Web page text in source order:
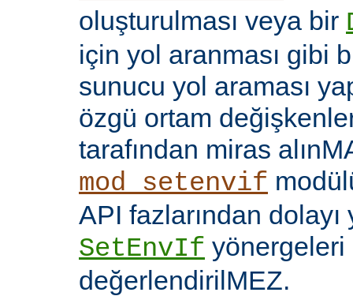
oluşturulması veya bir
için yol aranması gibi
sunucu yol araması
özgü ortam
tarafından miras
mod_setenvif
API fazlarından
SetEnvIf yönergeleri
değerlendirilMEZ.